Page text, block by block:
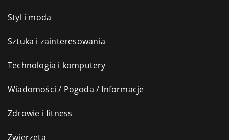
Styl i moda
Sztuka i zainteresowania
Technologia i komputery
Wiadomości / Pogoda / Informacje
Zdrowie i fitness
Zwierzęta